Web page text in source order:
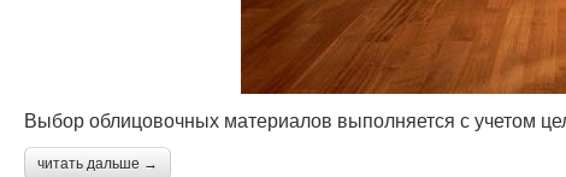
Выбор облицовочных материалов выполняется с учетом
читать дальше →